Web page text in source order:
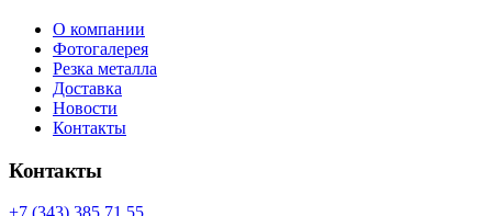
О компании
Фотогалерея
Резка металла
Доставка
Новости
Контакты
Контакты